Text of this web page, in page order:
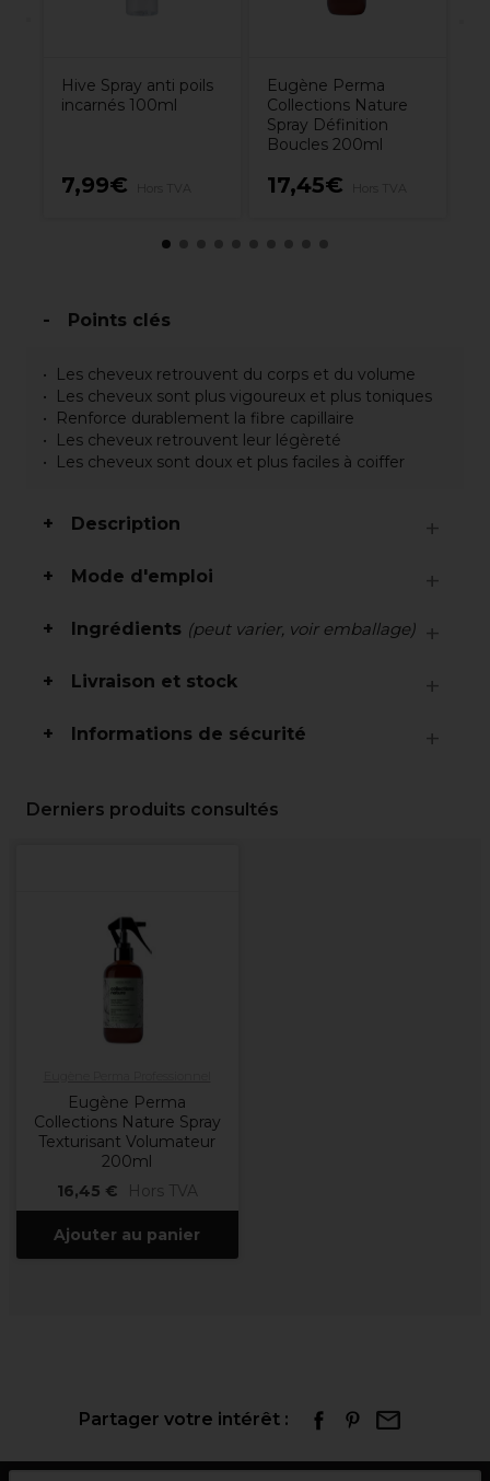
Hive Spray anti poils
incarnés 100ml
7,99€
Eugène Perma
Collections Nature
Spray Définition
Boucles 200ml
17,45€
Points clés
Les cheveux retrouvent du corps et du volume
Les cheveux sont plus vigoureux et plus toniques
Renforce durablement la fibre capillaire
Les cheveux retrouvent leur légèreté
Les cheveux sont doux et plus faciles à coiffer
Description
Mode d'emploi
Ingrédients (peut varier, voir emballage)
Livraison et stock
Informations de sécurité
Derniers produits consultés
Eugène Perma
Collections Nature Spray
Texturisant Volumateur
200ml
16,45 €
Hors TVA
Ajouter au panier
Partager votre intérêt :